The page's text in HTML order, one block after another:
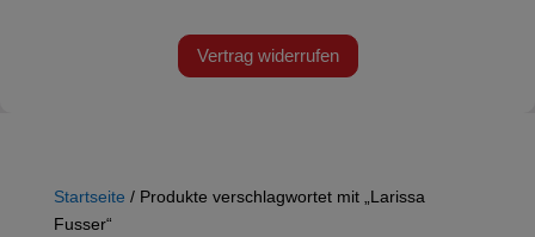
Vertrag widerrufen
Startseite / Produkte verschlagwortet mit „Larissa
Fusser“